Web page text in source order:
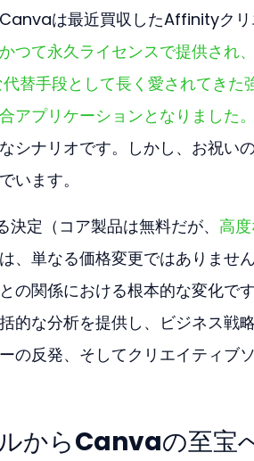
は最近買収したAffinityク
かつて永久ライセンスで提供され
替手段として長く愛されてきた
アプリケーションとなりました
シナリオです。しかし、お祝い
います。
定（コア製品は無料だが、 高
、単なる価格変更ではありませ
の関係における根本的な変化で
な分析を提供し、ビジネス戦
の反発、そしてクリエイティブ
からCanvaの至宝